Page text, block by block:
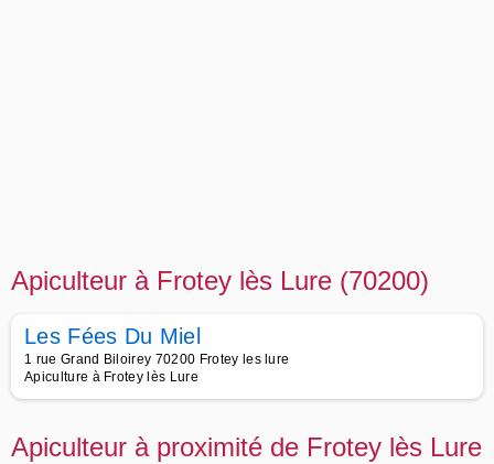
Apiculteur à Frotey lès Lure (70200)
Les Fées Du Miel
1 rue Grand Biloirey 70200 Frotey les lure
Apiculture à Frotey lès Lure
Apiculteur à proximité de Frotey lès Lure